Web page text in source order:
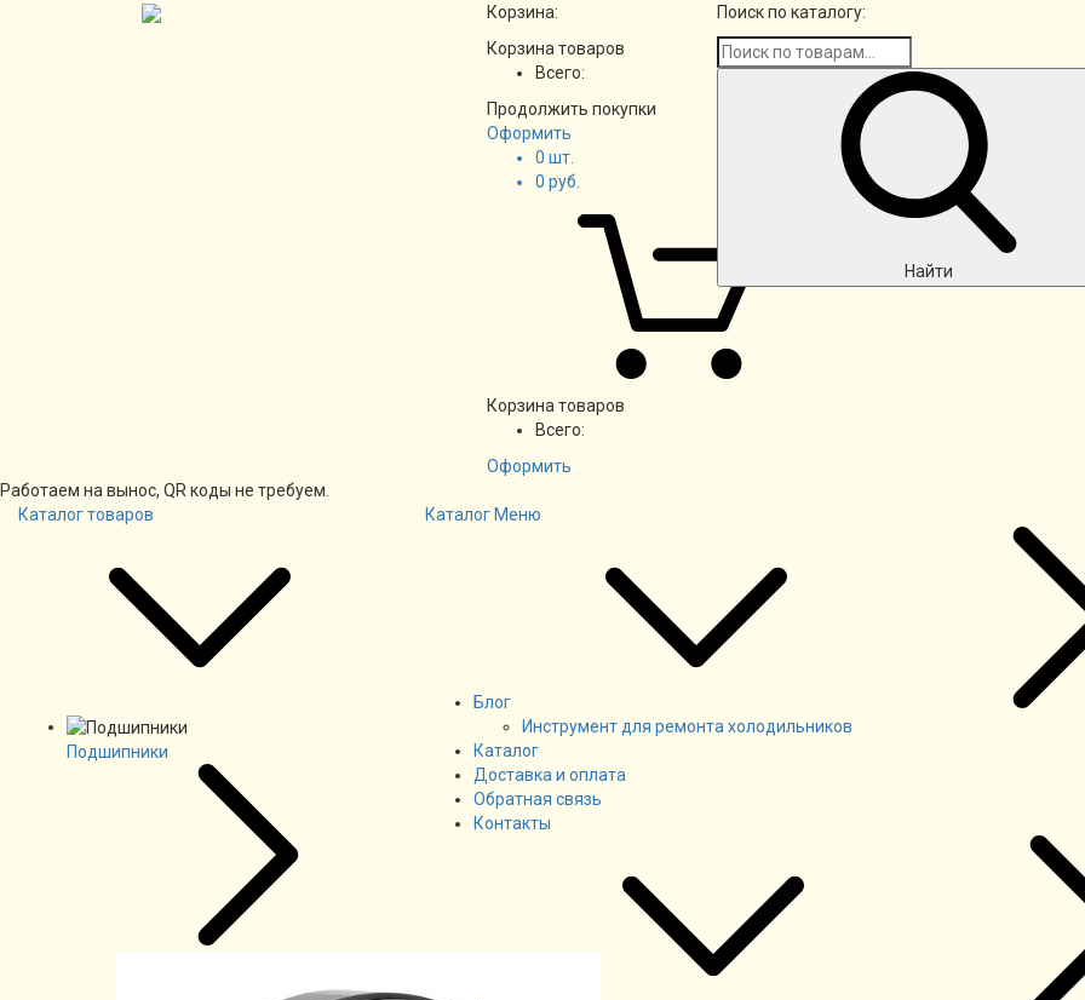
Корзина:
Корзина товаров
Всего:
Продолжить покупки
Оформить
0 шт.
0 руб.
Корзина товаров
Всего:
Оформить
Поиск по каталогу:
Найти
Работаем на вынос, QR коды не требуем.
Каталог товаров
Подшипники
Каталог Меню
Блог
Инструмент для ремонта холодильников
Каталог
Доставка и оплата
Обратная связь
Контакты